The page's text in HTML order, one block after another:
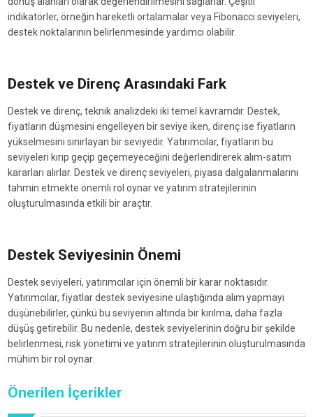
indikatörler, örneğin hareketli ortalamalar veya Fibonacci seviyeleri,
destek noktalarının belirlenmesinde yardımcı olabilir.
Destek ve Direnç Arasındaki Fark
Destek ve direnç, teknik analizdeki iki temel kavramdır. Destek,
fiyatların düşmesini engelleyen bir seviye iken, direnç ise fiyatların
yükselmesini sınırlayan bir seviyedir. Yatırımcılar, fiyatların bu
seviyeleri kırıp geçip geçemeyeceğini değerlendirerek alım-satım
kararları alırlar. Destek ve direnç seviyeleri, piyasa dalgalanmalarını
tahmin etmekte önemli rol oynar ve yatırım stratejilerinin
oluşturulmasında etkili bir araçtır.
Destek Seviyesinin Önemi
Destek seviyeleri, yatırımcılar için önemli bir karar noktasıdır.
Yatırımcılar, fiyatlar destek seviyesine ulaştığında alım yapmayı
düşünebilirler, çünkü bu seviyenin altında bir kırılma, daha fazla
düşüş getirebilir. Bu nedenle, destek seviyelerinin doğru bir şekilde
belirlenmesi, risk yönetimi ve yatırım stratejilerinin oluşturulmasında
mühim bir rol oynar.
Önerilen İçerikler